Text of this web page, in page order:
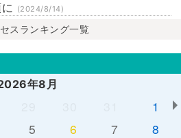
(2024/8/14)
スランキング一覧
年8月
1
5 6 7
8